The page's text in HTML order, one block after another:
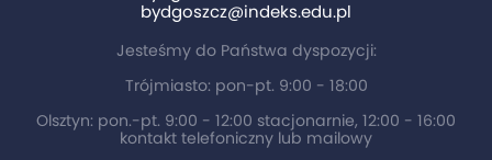
bydgoszcz@indeks.edu.pl
Jesteśmy do Państwa dyspozycji:
Trójmiasto: pon-pt. 9:00 - 18:00
Olsztyn: pon.-pt. 9:00 - 12:00 stacjonarnie, 12:00 - 16:00
kontakt telefoniczny lub mailowy